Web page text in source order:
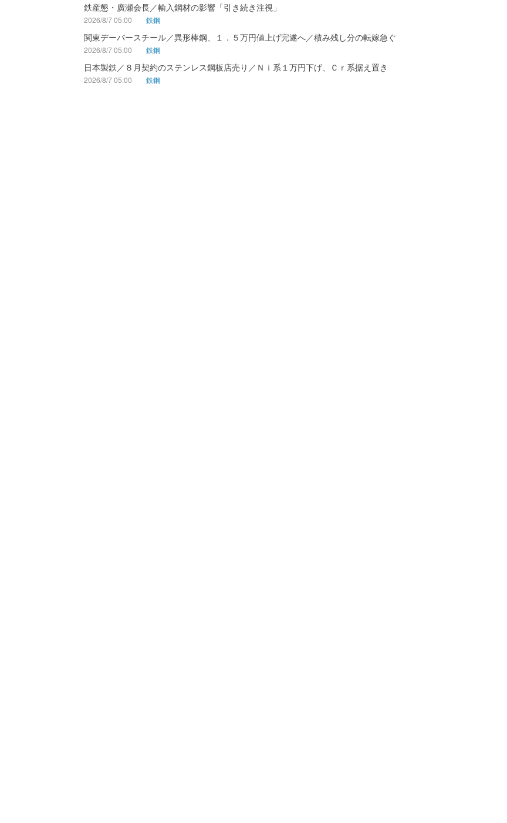
鉄産懇・廣瀬会長／輸入鋼材の影響「引き続き注視」
2026/8/7 05:00 鉄鋼
関東デーバースチール／異形棒鋼、１．５万円値上げ完遂へ／積み残し分の転嫁急ぐ
2026/8/7 05:00 鉄鋼
日本製鉄／８月契約のステンレス鋼板店売り／Ｎｉ系１万円下げ、Ｃｒ系据え置き
2026/8/7 05:00 鉄鋼